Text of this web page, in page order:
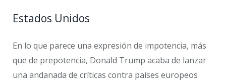
Estados Unidos
En lo que parece una expresión de impotencia, más
que de prepotencia, Donald Trump acaba de lanzar
una andanada de críticas contra países europeos